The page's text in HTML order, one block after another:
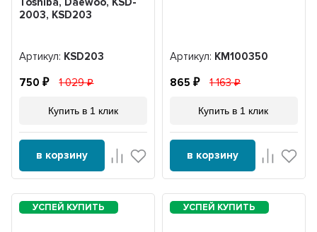
2003, KSD203
Артикул: KSD203
750 1 029
Купить в 1 клик
в корзину
Артикул: KM100350
865 1 163
Купить в 1 клик
в корзину